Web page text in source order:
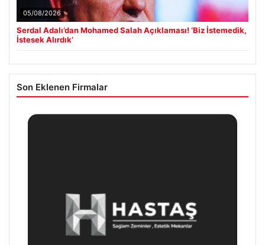
05/08/2026
Serdal Adalı’dan Mohamed Salah Açıklaması! ‘Biz İstemedik,
İstesek Alırdık’
Son Eklenen Firmalar